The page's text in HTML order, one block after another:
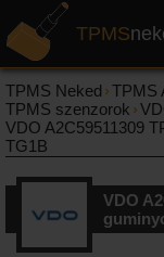
TPMS
TPMS Neked ›TPMS
TPMS szenzorok ›
VDO A2C59511309
TG1B
VDO